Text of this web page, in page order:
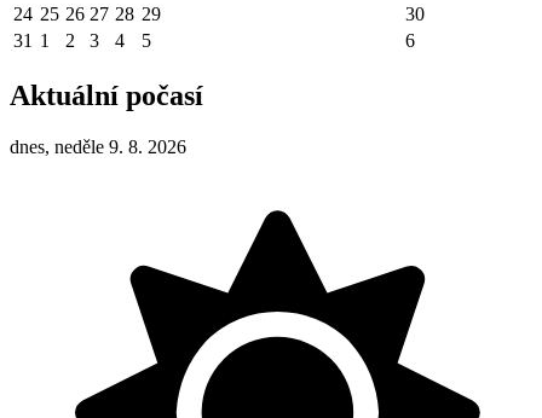
24 25 26 27 28 29
30
31 1 2 3 4 5 6
Aktuální počasí
dnes, neděle 9. 8. 2026